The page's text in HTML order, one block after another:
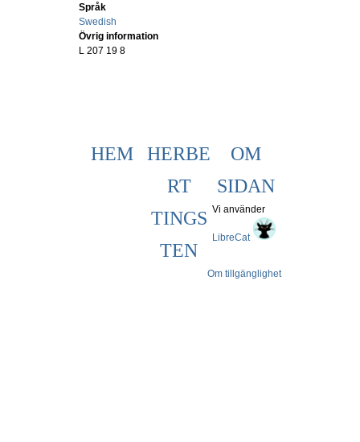
Språk
Swedish
Övrig information
L 207 19 8
HEM
HERBE
RT
TINGS
TEN
OM
SIDAN
Om tillgänglighet
Vi använder
LibreCat